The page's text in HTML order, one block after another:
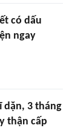
có dấu
ngay
dặn, 3 tháng
thận cấp